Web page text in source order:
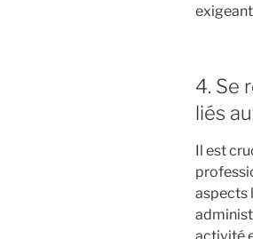
4. Se
liés
Il est
aspects